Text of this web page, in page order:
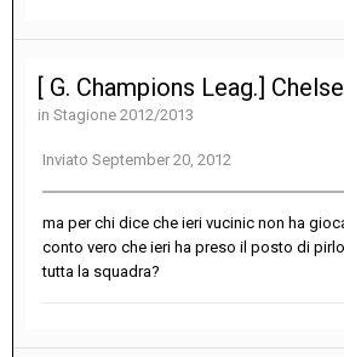
in Stagione 2012/2013
Inviato September 20, 2012
ma per chi dice che ieri vucinic non ha
conto vero che ieri ha preso il posto di
tutta la squadra?